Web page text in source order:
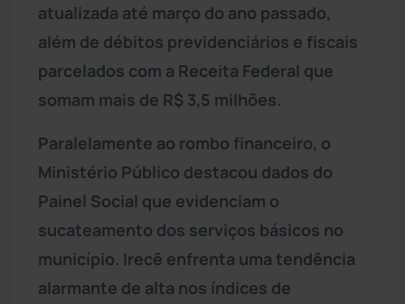
atualizada até março do ano passado,
além de débitos previdenciários e fiscais
parcelados com a Receita Federal que
somam mais de R$ 3,5 milhões.
Paralelamente ao rombo financeiro, o
Ministério Público destacou dados do
Painel Social que evidenciam o
sucateamento dos serviços básicos no
município. Irecê enfrenta uma tendência
alarmante de alta nos índices de